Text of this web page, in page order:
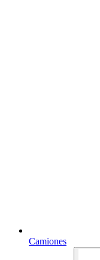
Camiones